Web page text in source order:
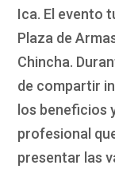
Ica. El evento
Plaza de
Chincha.
de compartir
los beneficios
profesional
presentar las